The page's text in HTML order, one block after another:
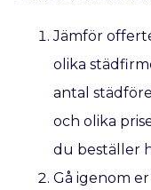
Jämför
olika
antal
och olika
du beställer
Gå igenom